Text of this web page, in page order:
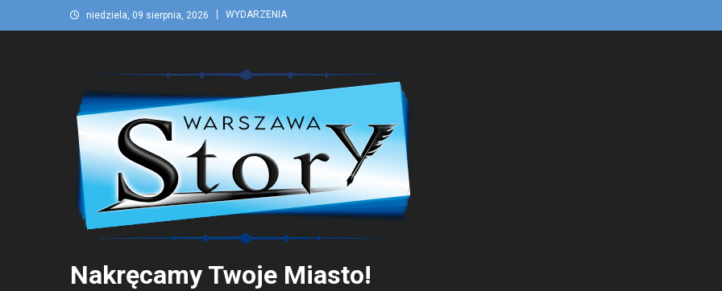
to
niedziela, 09 sierpnia, 2026 WYDARZENIA
Nakręcamy Twoje Miasto!